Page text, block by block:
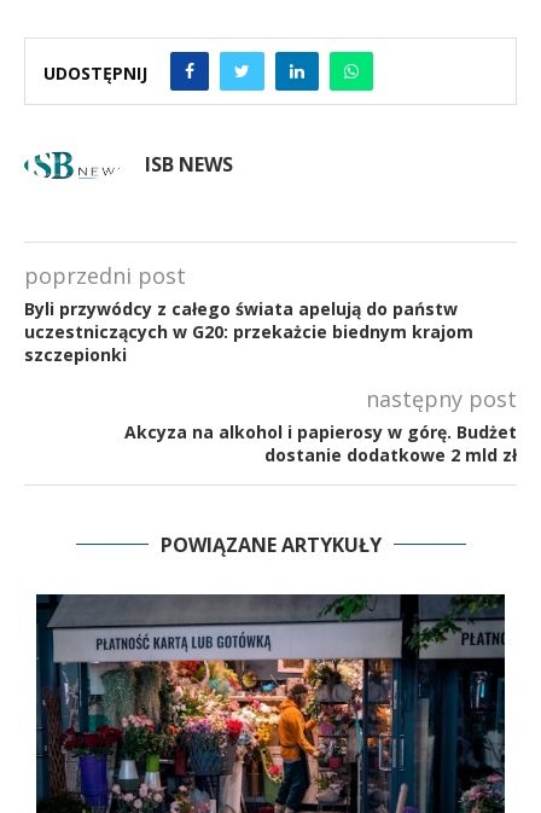
UDOSTĘPNIJ
ISB NEWS
poprzedni post
Byli przywódcy z całego świata apelują do państw
uczestniczących w G20: przekażcie biednym krajom
szczepionki
następny post
Akcyza na alkohol i papierosy w górę. Budżet
dostanie dodatkowe 2 mld zł
POWIĄZANE ARTYKUŁY